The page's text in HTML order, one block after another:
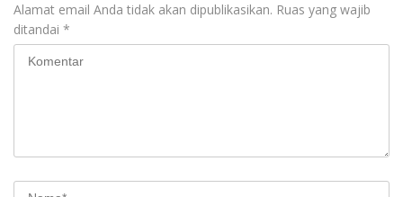
Alamat email Anda tidak akan dipublikasikan. Ruas yang wajib
ditandai *